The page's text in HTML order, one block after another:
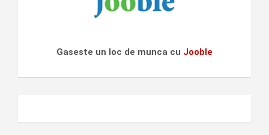
Gaseste un loc de munca cu Jooble